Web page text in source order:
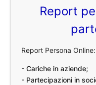
Report
Report Persona Online:
- Cariche in aziende;
- Partecipazioni in